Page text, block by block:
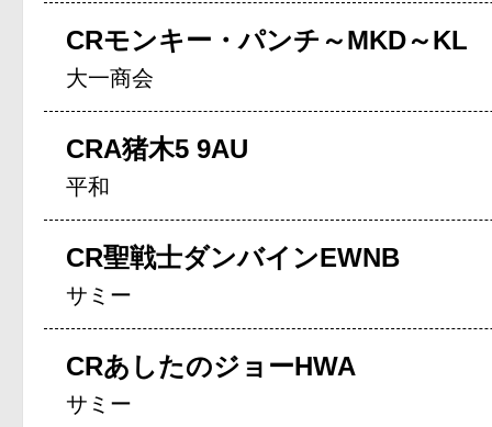
CRモンキー・パンチ～MKD～KL
大一商会
CRA猪木5 9AU
平和
CR聖戦士ダンバインEWNB
サミー
CRあしたのジョーHWA
サミー